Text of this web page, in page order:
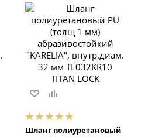
Шланг полиуретановый